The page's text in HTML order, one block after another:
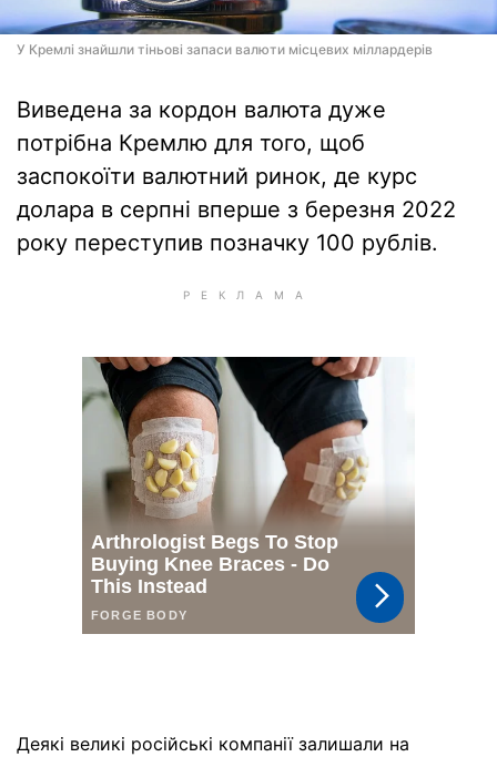
У Кремлі знайшли тіньові запаси валюти місцевих міллардерів
Виведена за кордон валюта дуже
потрібна Кремлю для того, щоб
заспокоїти валютний ринок, де курс
долара в серпні вперше з березня 2022
року переступив позначку 100 рублів.
Деякі великі російські компанії залишали на